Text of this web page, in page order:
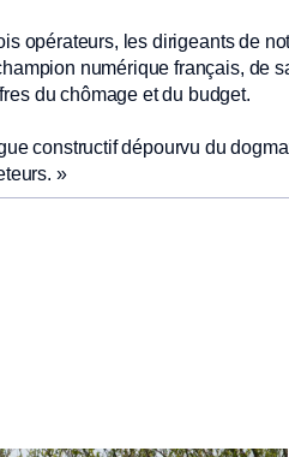
opérateurs, les dirigeants de
numérique français, de
du chômage et du budget.
constructif dépourvu du
»